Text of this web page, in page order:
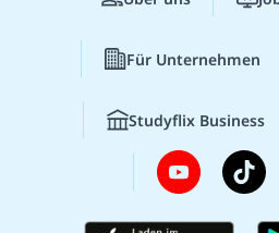
Für Unternehmen
Studyflix Business